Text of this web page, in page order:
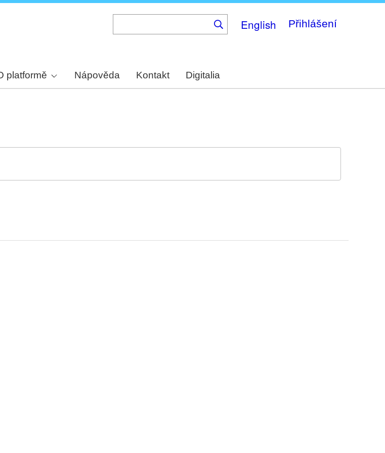
English Přihlášení
platformě Nápověda Kontakt Digitalia